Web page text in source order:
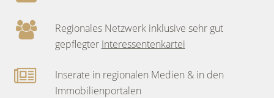
Regionales Netzwerk inklusive sehr gut
gepflegter Interessentenkartei
Inserate in regionalen Medien & in den
Immobilienportalen